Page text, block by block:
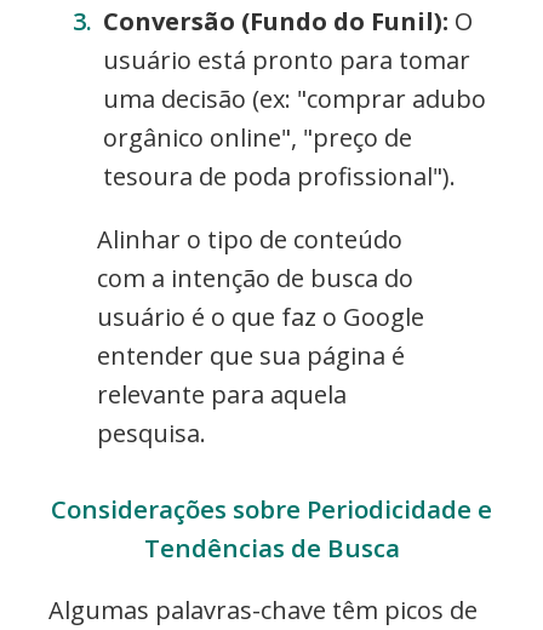
Conversão (Fundo do Funil): O
usuário está pronto para tomar
uma decisão (ex: "comprar adubo
orgânico online", "preço de
tesoura de poda profissional").
Alinhar o tipo de conteúdo
com a intenção de busca do
usuário é o que faz o Google
entender que sua página é
relevante para aquela
pesquisa.
Considerações sobre Periodicidade e
Tendências de Busca
Algumas palavras-chave têm picos de